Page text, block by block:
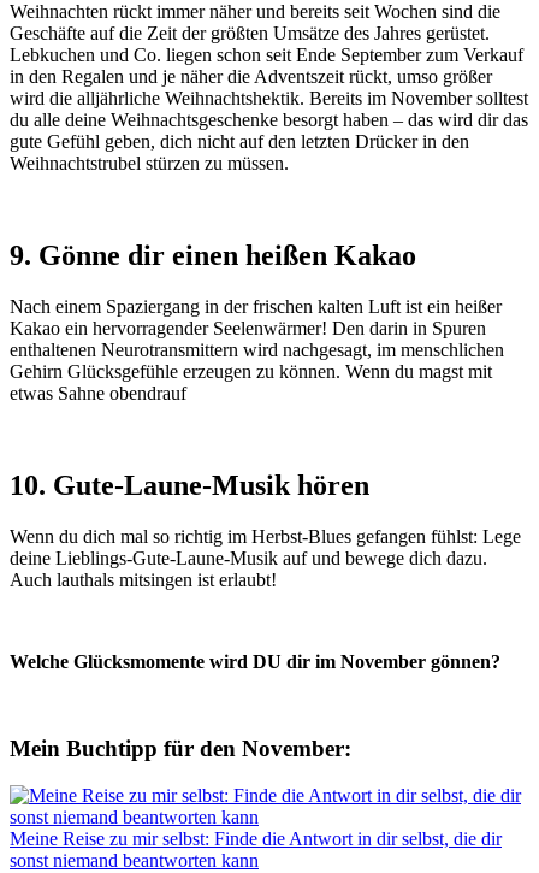
Weihnachten rückt immer näher und bereits seit Wochen sind die
Geschäfte auf die Zeit der größten Umsätze des Jahres gerüstet.
Lebkuchen und Co. liegen schon seit Ende September zum Verkauf
in den Regalen und je näher die Adventszeit rückt, umso größer
wird die alljährliche Weihnachtshektik. Bereits im November solltest
du alle deine Weihnachtsgeschenke besorgt haben – das wird dir das
gute Gefühl geben, dich nicht auf den letzten Drücker in den
Weihnachtstrubel stürzen zu müssen.
9. Gönne dir einen heißen Kakao
Nach einem Spaziergang in der frischen kalten Luft ist ein heißer
Kakao ein hervorragender Seelenwärmer! Den darin in Spuren
enthaltenen Neurotransmittern wird nachgesagt, im menschlichen
Gehirn Glücksgefühle erzeugen zu können. Wenn du magst mit
etwas Sahne obendrauf
10. Gute-Laune-Musik hören
Wenn du dich mal so richtig im Herbst-Blues gefangen fühlst: Lege
deine Lieblings-Gute-Laune-Musik auf und bewege dich dazu.
Auch lauthals mitsingen ist erlaubt!
Welche Glücksmomente wird DU dir im November gönnen?
Mein Buchtipp für den November:
Meine Reise zu mir selbst: Finde die Antwort in dir selbst, die dir
sonst niemand beantworten kann